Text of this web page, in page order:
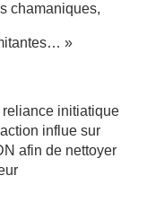
chamaniques,
»
initiatique
influe sur
afin de nettoyer